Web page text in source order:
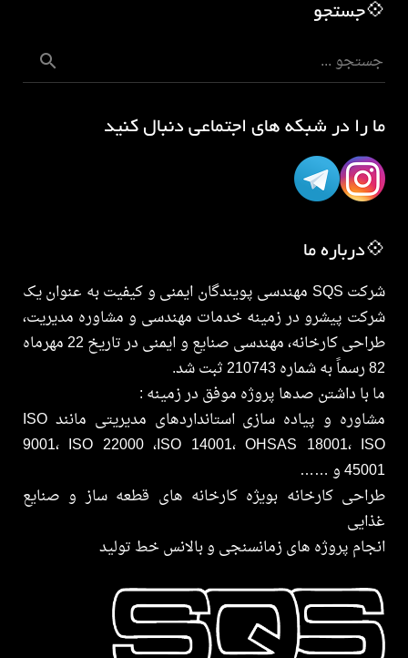
💠جستجو
ما را در شبکه های اجتماعی دنبال کنید
💠درباره ما
شرکت SQS مهندسی پویندگان ایمنی و کیفیت به عنوان یک
شرکت پیشرو در زمینه خدمات مهندسی و مشاوره مدیریت،
طراحی کارخانه، مهندسی صنایع و ایمنی در تاریخ 22 مهرماه
82 رسماً به شماره 210743 ثبت شد.
ما با داشتن صدها پروژه موفق در زمینه :
مشاوره و پیاده سازی استانداردهای مدیریتی مانند ISO
9001، ISO 22000 ،ISO 14001، OHSAS 18001، ISO
45001 و ……
طراحی کارخانه بویژه کارخانه های قطعه ساز و صنایع
غذایی
انجام پروژه های زمانسنجی و بالانس خط تولید